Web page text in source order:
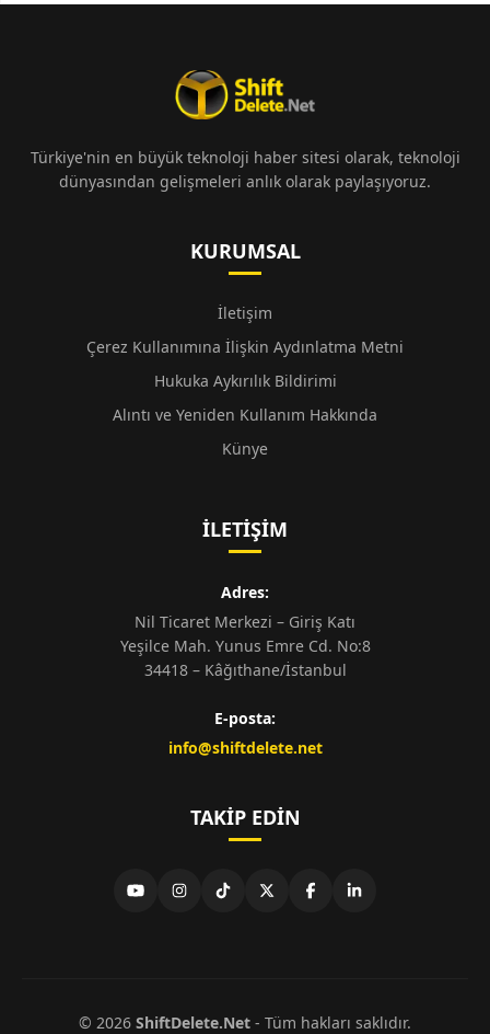
Türkiye'nin en büyük teknoloji haber sitesi olarak, teknoloji
dünyasından gelişmeleri anlık olarak paylaşıyoruz.
KURUMSAL
İletişim
Çerez Kullanımına İlişkin Aydınlatma Metni
Hukuka Aykırılık Bildirimi
Alıntı ve Yeniden Kullanım Hakkında
Künye
İLETIŞIM
Adres:
Nil Ticaret Merkezi – Giriş Katı
Yeşilce Mah. Yunus Emre Cd. No:8
34418 – Kâğıthane/İstanbul
E-posta:
info@shiftdelete.net
TAKIP EDIN
© 2026 ShiftDelete.Net - Tüm hakları saklıdır.